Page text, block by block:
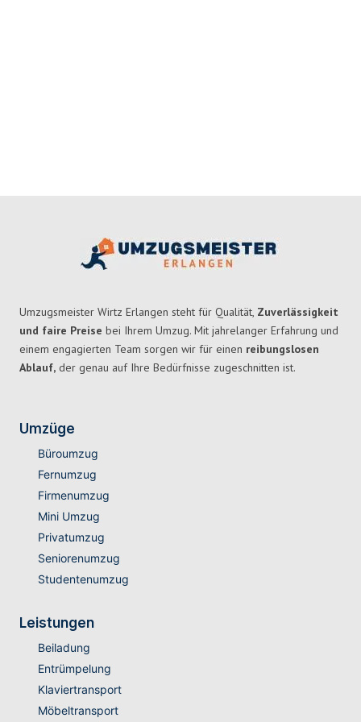
Umzugsmeister Wirtz Erlangen steht für Qualität, Zuverlässigkeit
und faire Preise bei Ihrem Umzug. Mit jahrelanger Erfahrung und
einem engagierten Team sorgen wir für einen reibungslosen
Ablauf, der genau auf Ihre Bedürfnisse zugeschnitten ist.
Umzüge
Büroumzug
Fernumzug
Firmenumzug
Mini Umzug
Privatumzug
Seniorenumzug
Studentenumzug
Leistungen
Beiladung
Entrümpelung
Klaviertransport
Möbeltransport